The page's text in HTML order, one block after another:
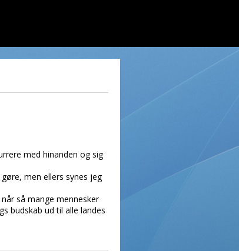
med hinanden og sig
men ellers synes jeg
så mange mennesker
budskab ud til alle landes